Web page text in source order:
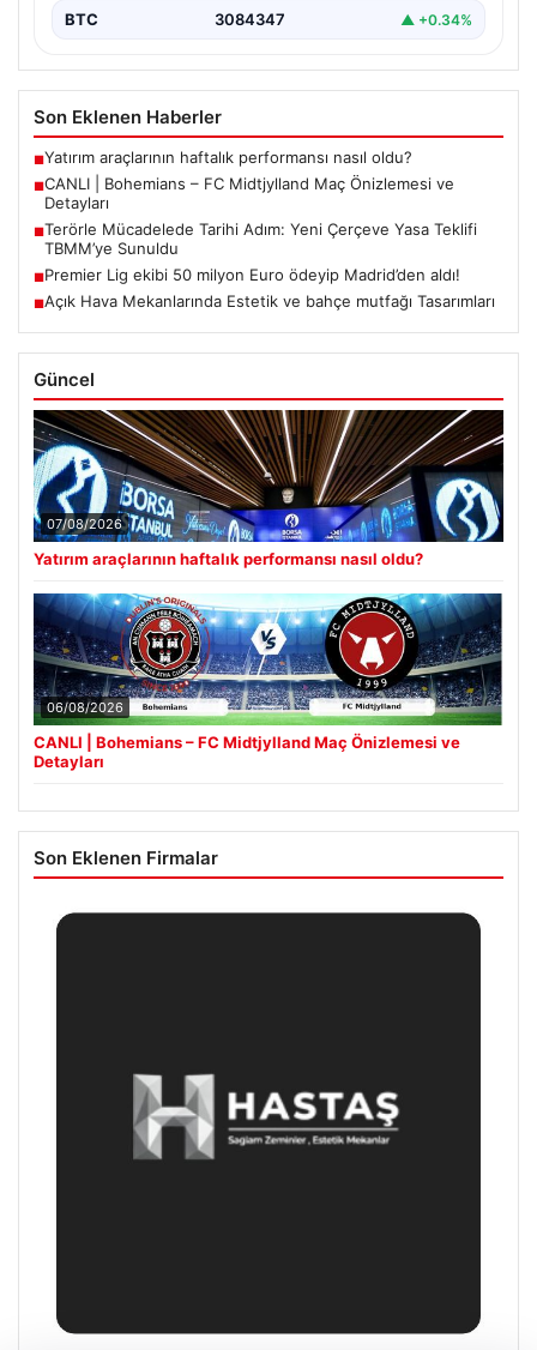
BTC 3084347 ▲ +0.34%
Son Eklenen Haberler
■Yatırım araçlarının haftalık performansı nasıl oldu?
■CANLI | Bohemians – FC Midtjylland Maç Önizlemesi ve
Detayları
■Terörle Mücadelede Tarihi Adım: Yeni Çerçeve Yasa Teklifi
TBMM’ye Sunuldu
■Premier Lig ekibi 50 milyon Euro ödeyip Madrid’den aldı!
■Açık Hava Mekanlarında Estetik ve bahçe mutfağı Tasarımları
Güncel
07/08/2026
Yatırım araçlarının haftalık performansı nasıl oldu?
06/08/2026
CANLI | Bohemians – FC Midtjylland Maç Önizlemesi ve
Detayları
Son Eklenen Firmalar